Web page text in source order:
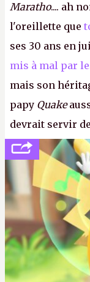
Maratho.... ah
l'oreillette que
ses 30 ans en
mis à mal par
mais son
papy Quake
devrait servir
jours, qui ont
envers leurs
une bonne